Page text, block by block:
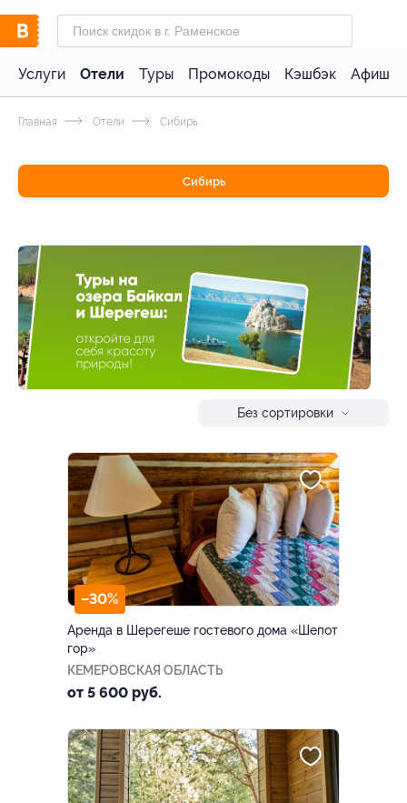
Услуги Отели Туры Промокоды Кэшбэк Афиша
Главная Отели Сибирь
Сибирь
Без сортировки
–30%
Аренда в Шерегеше гостевого дома «Шепот
гор»
КЕМЕРОВСКАЯ ОБЛАСТЬ
от 5 600 руб.